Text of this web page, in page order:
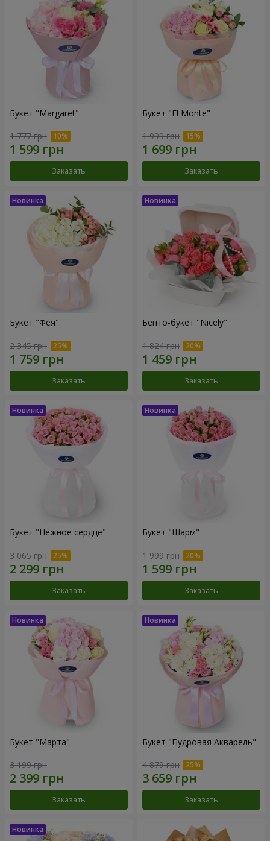
Букет "Margaret"
1 777 грн
Заказать
Букет "El Monte"
1 999 грн
Заказать
Букет "Фея"
2 345 грн
Заказать
Бенто-букет "Nicely"
1 824 грн
Заказать
Букет "Нежное сердце"
3 065 грн
Заказать
Букет "Шарм"
1 999 грн
Заказать
Букет "Марта"
3 199 грн
Заказать
Букет "Пудровая Акварель"
4 879 грн
Заказать